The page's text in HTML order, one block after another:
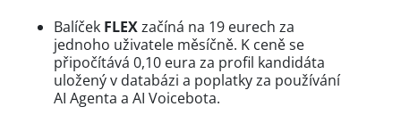
Balíček FLEXzačíná na 19 eurech za
jednoho uživatele měsíčně. K ceně se
připočítává 0,10 eura za profil kandidáta
uložený v databázi a poplatky za používání
AI Agenta a AI Voicebota.